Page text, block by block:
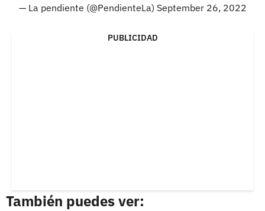
— La pendiente (@PendienteLa) September 26, 2022
PUBLICIDAD
También puedes ver: